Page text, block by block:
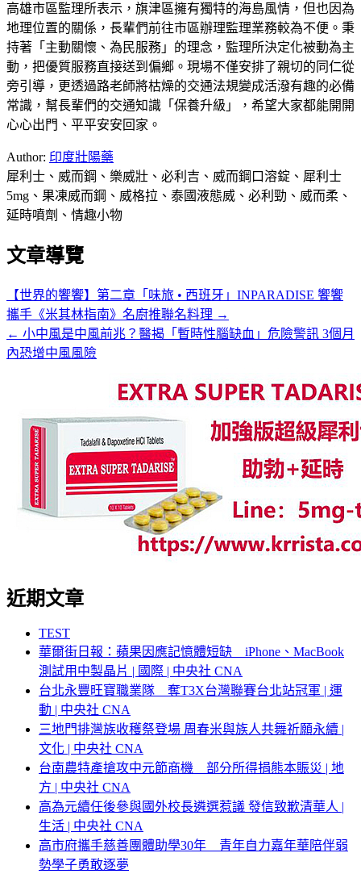
高雄市區監理所表示，旗津區擁有獨特的海島風情，但也因為
地理位置的關係，長輩們前往市區辦理監理業務較為不便。秉
持著「主動關懷、為民服務」的理念，監理所決定化被動為主
動，把優質服務直接送到偏鄉。現場不僅安排了親切的同仁從
旁引導，更透過路老師將枯燥的交通法規變成活潑有趣的必備
常識，幫長輩們的交通知識「保養升級」，希望大家都能開開
心心出門、平平安安回家。
Author: 印度壯陽藥
犀利士、威而鋼、樂威壯、必利吉、威而鋼口溶錠、犀利士
5mg、果凍威而鋼、威格拉、泰國液態威、必利勁、威而柔、
延時噴劑、情趣小物
文章導覽
【世界的饗饗】第⼆章「味旅 • 西班牙」INPARADISE 饗饗
攜⼿《⽶其林指南》名廚推聯名料理 →
← 小中風是中風前兆？醫揭「暫時性腦缺血」危險警訊 3個月
內恐增中風風險
近期文章
TEST
華爾街日報：蘋果因應記憶體短缺 iPhone、MacBook
測試用中製晶片 | 國際 | 中央社 CNA
台北永豐旺寶職業隊 奪T3X台灣聯賽台北站冠軍 | 運
動 | 中央社 CNA
三地門排灣族收穫祭登場 周春米與族人共舞祈願永續 |
文化 | 中央社 CNA
台南農特產搶攻中元節商機 部分所得捐熊本賑災 | 地
方 | 中央社 CNA
高為元續任後參與國外校長遴選惹議 發信致歉清華人 |
生活 | 中央社 CNA
高市府攜手慈善團體助學30年 青年自力嘉年華陪伴弱
勢學子勇敢逐夢